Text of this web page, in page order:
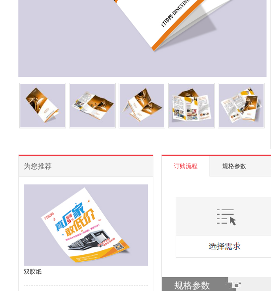
为您推荐
双胶纸
订购流程 规格参数
规格参数